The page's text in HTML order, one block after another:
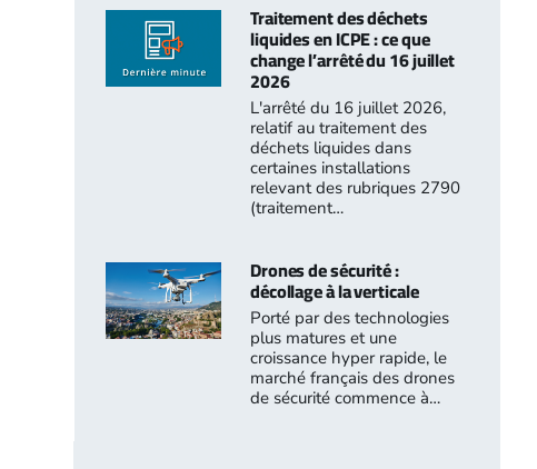
Traitement des déchets
liquides en ICPE : ce que
change l’arrêté du 16 juillet
2026
L'arrêté du 16 juillet 2026,
relatif au traitement des
déchets liquides dans
certaines installations
relevant des rubriques 2790
(traitement…
Drones de sécurité :
décollage à la verticale
Porté par des technologies
plus matures et une
croissance hyper rapide, le
marché français des drones
de sécurité commence à…